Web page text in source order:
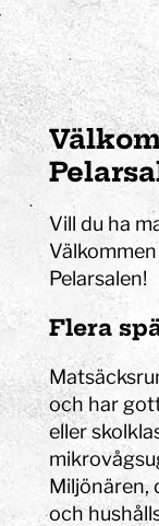
Vill du ha
Pelarsalen!
Flera
och har
eller
Miljönären,
och